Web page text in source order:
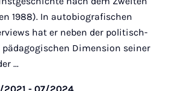
1988). In autobiografischen
hat er neben der politisch-
Dimension seiner
...